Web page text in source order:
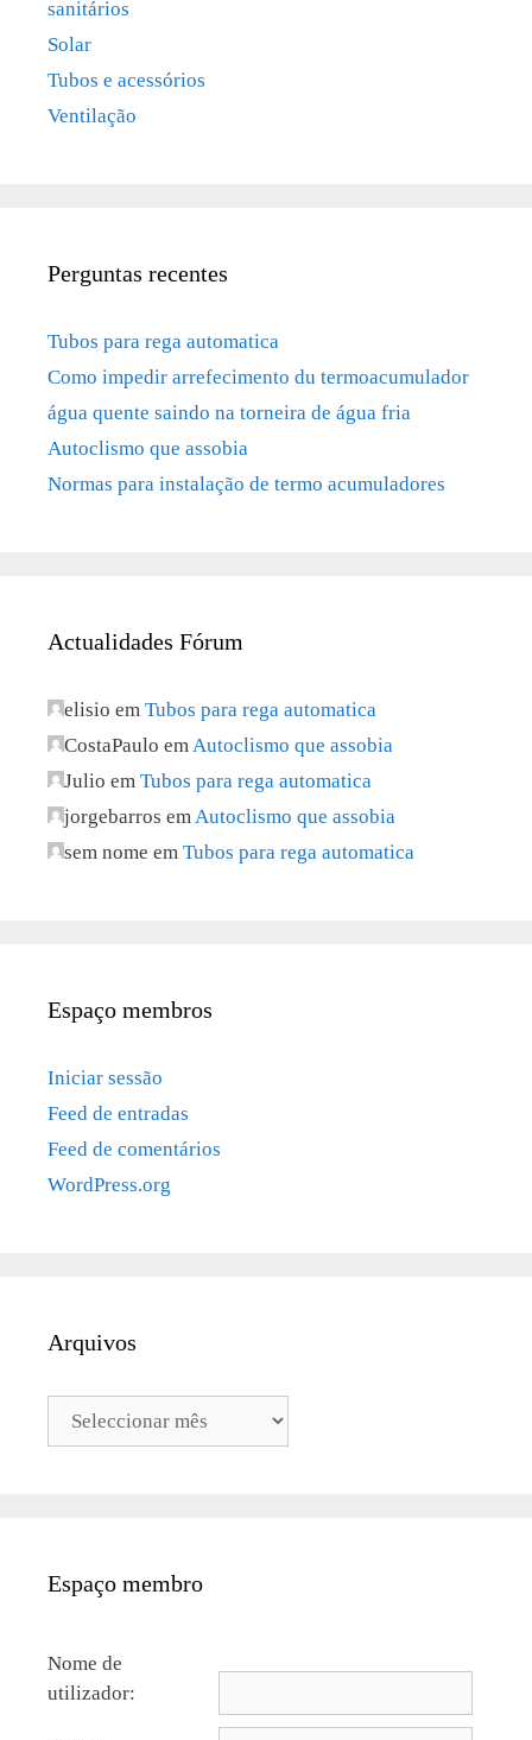
sanitários
Solar
Tubos e acessórios
Ventilação
Perguntas recentes
Tubos para rega automatica
Como impedir arrefecimento du termoacumulador
água quente saindo na torneira de água fria
Autoclismo que assobia
Normas para instalação de termo acumuladores
Actualidades Fórum
elisio em Tubos para rega automatica
CostaPaulo emAutoclismo que assobia
Julio em Tubos para rega automatica
jorgebarros emAutoclismo que assobia
sem nome em Tubos para rega automatica
Espaço membros
Iniciar sessão
Feed de entradas
Feed de comentários
WordPress.org
Arquivos
Arquivos
Espaço membro
Nome de
utilizador: